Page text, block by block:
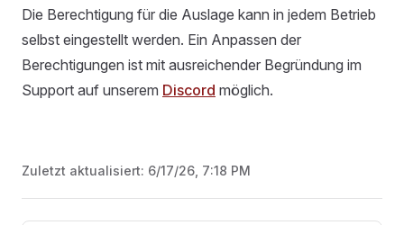
Die Berechtigung für die Auslage kann in jedem Betrieb
selbst eingestellt werden. Ein Anpassen der
Berechtigungen ist mit ausreichender Begründung im
Support auf unserem Discord möglich.
Zuletzt aktualisiert: 6/17/26, 7:18 PM